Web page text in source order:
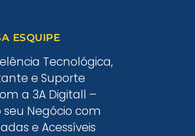
ESQUIPE
Tecnológica,
e Suporte
a 3A Digitall –
Negócio com
e Acessíveis